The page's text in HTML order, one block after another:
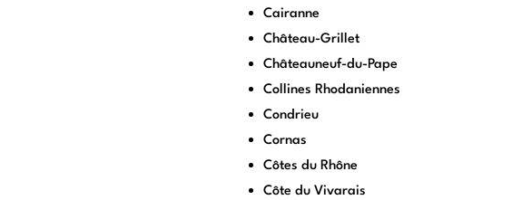
Cairanne
Château-Grillet
Châteauneuf-du-Pape
Collines Rhodaniennes
Condrieu
Cornas
Côtes du Rhône
Côte du Vivarais